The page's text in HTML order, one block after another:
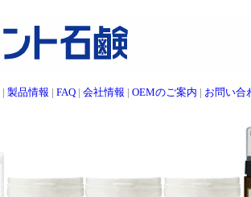
| 製品情報 | FAQ | 会社情報 | OEMのご案内 | お問い合